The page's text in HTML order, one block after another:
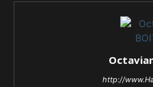
http://